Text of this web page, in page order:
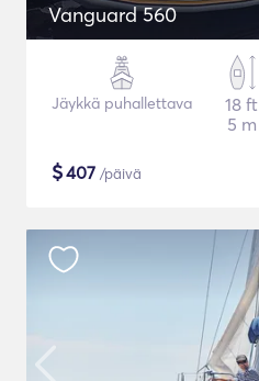
Vanguard 560
Jäykkä puhallettava
18 ft
5 m
$407 /päivä